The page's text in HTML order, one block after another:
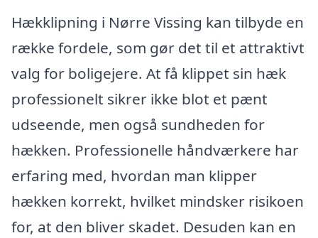
Hækklipning i Nørre Vissing kan tilbyde en
række fordele, som gør det til et attraktivt
valg for boligejere. At få klippet sin hæk
professionelt sikrer ikke blot et pænt
udseende, men også sundheden for
hækken. Professionelle håndværkere har
erfaring med, hvordan man klipper
hækken korrekt, hvilket mindsker risikoen
for, at den bliver skadet. Desuden kan en